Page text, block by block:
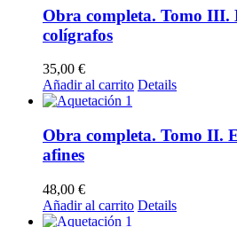
Obra completa. Tomo III.
colígrafos
35,00 €
Añadir al carrito Details
Obra completa. Tomo II.
afines
48,00 €
Añadir al carrito Details